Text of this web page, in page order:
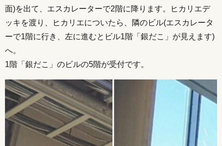
面)を出て、エスカレーターで2階に降ります。ヒカリエデ
ッキを渡り、ヒカリエについたら、隣のビル(エスカレータ
ーで1階に行き、左に進むとビル1階「銀だこ」が見えます)
へ。
1階「銀だこ」のビルの5階が受付です。